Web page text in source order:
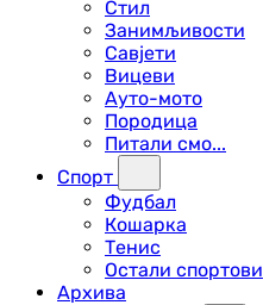
Стил
Занимљивости
Савјети
Вицеви
Ауто-мото
Породица
Питали смо...
Спорт
Фудбал
Кошарка
Тенис
Остали спортови
Архива